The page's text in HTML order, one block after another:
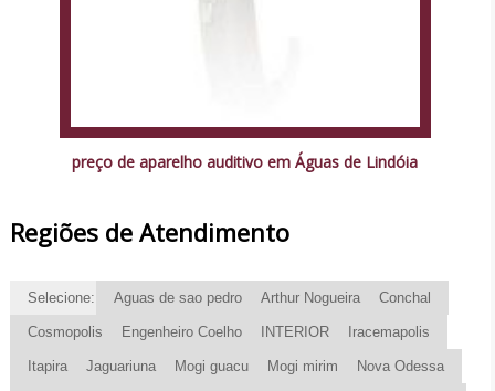
preço de aparelho auditivo em Águas de Lindóia
Regiões de Atendimento
Selecione: Aguas de sao pedro Arthur Nogueira Conchal
Cosmopolis Engenheiro Coelho INTERIOR Iracemapolis
Itapira Jaguariuna Mogi guacu Mogi mirim Nova Odessa